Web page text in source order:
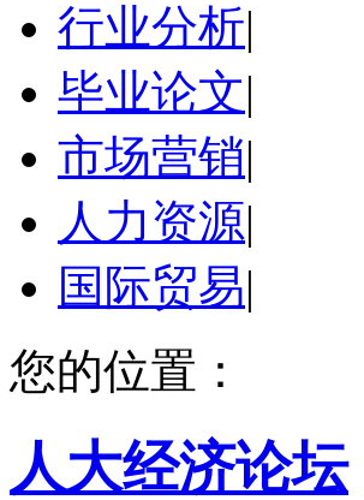
行业分析|
毕业论文|
市场营销|
人力资源|
国际贸易|
您的位置：
人大经济论坛